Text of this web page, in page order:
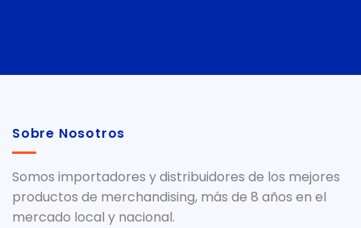
Sobre Nosotros
Somos importadores y distribuidores de los mejores
productos de merchandising, más de 8 años en el
mercado local y nacional.